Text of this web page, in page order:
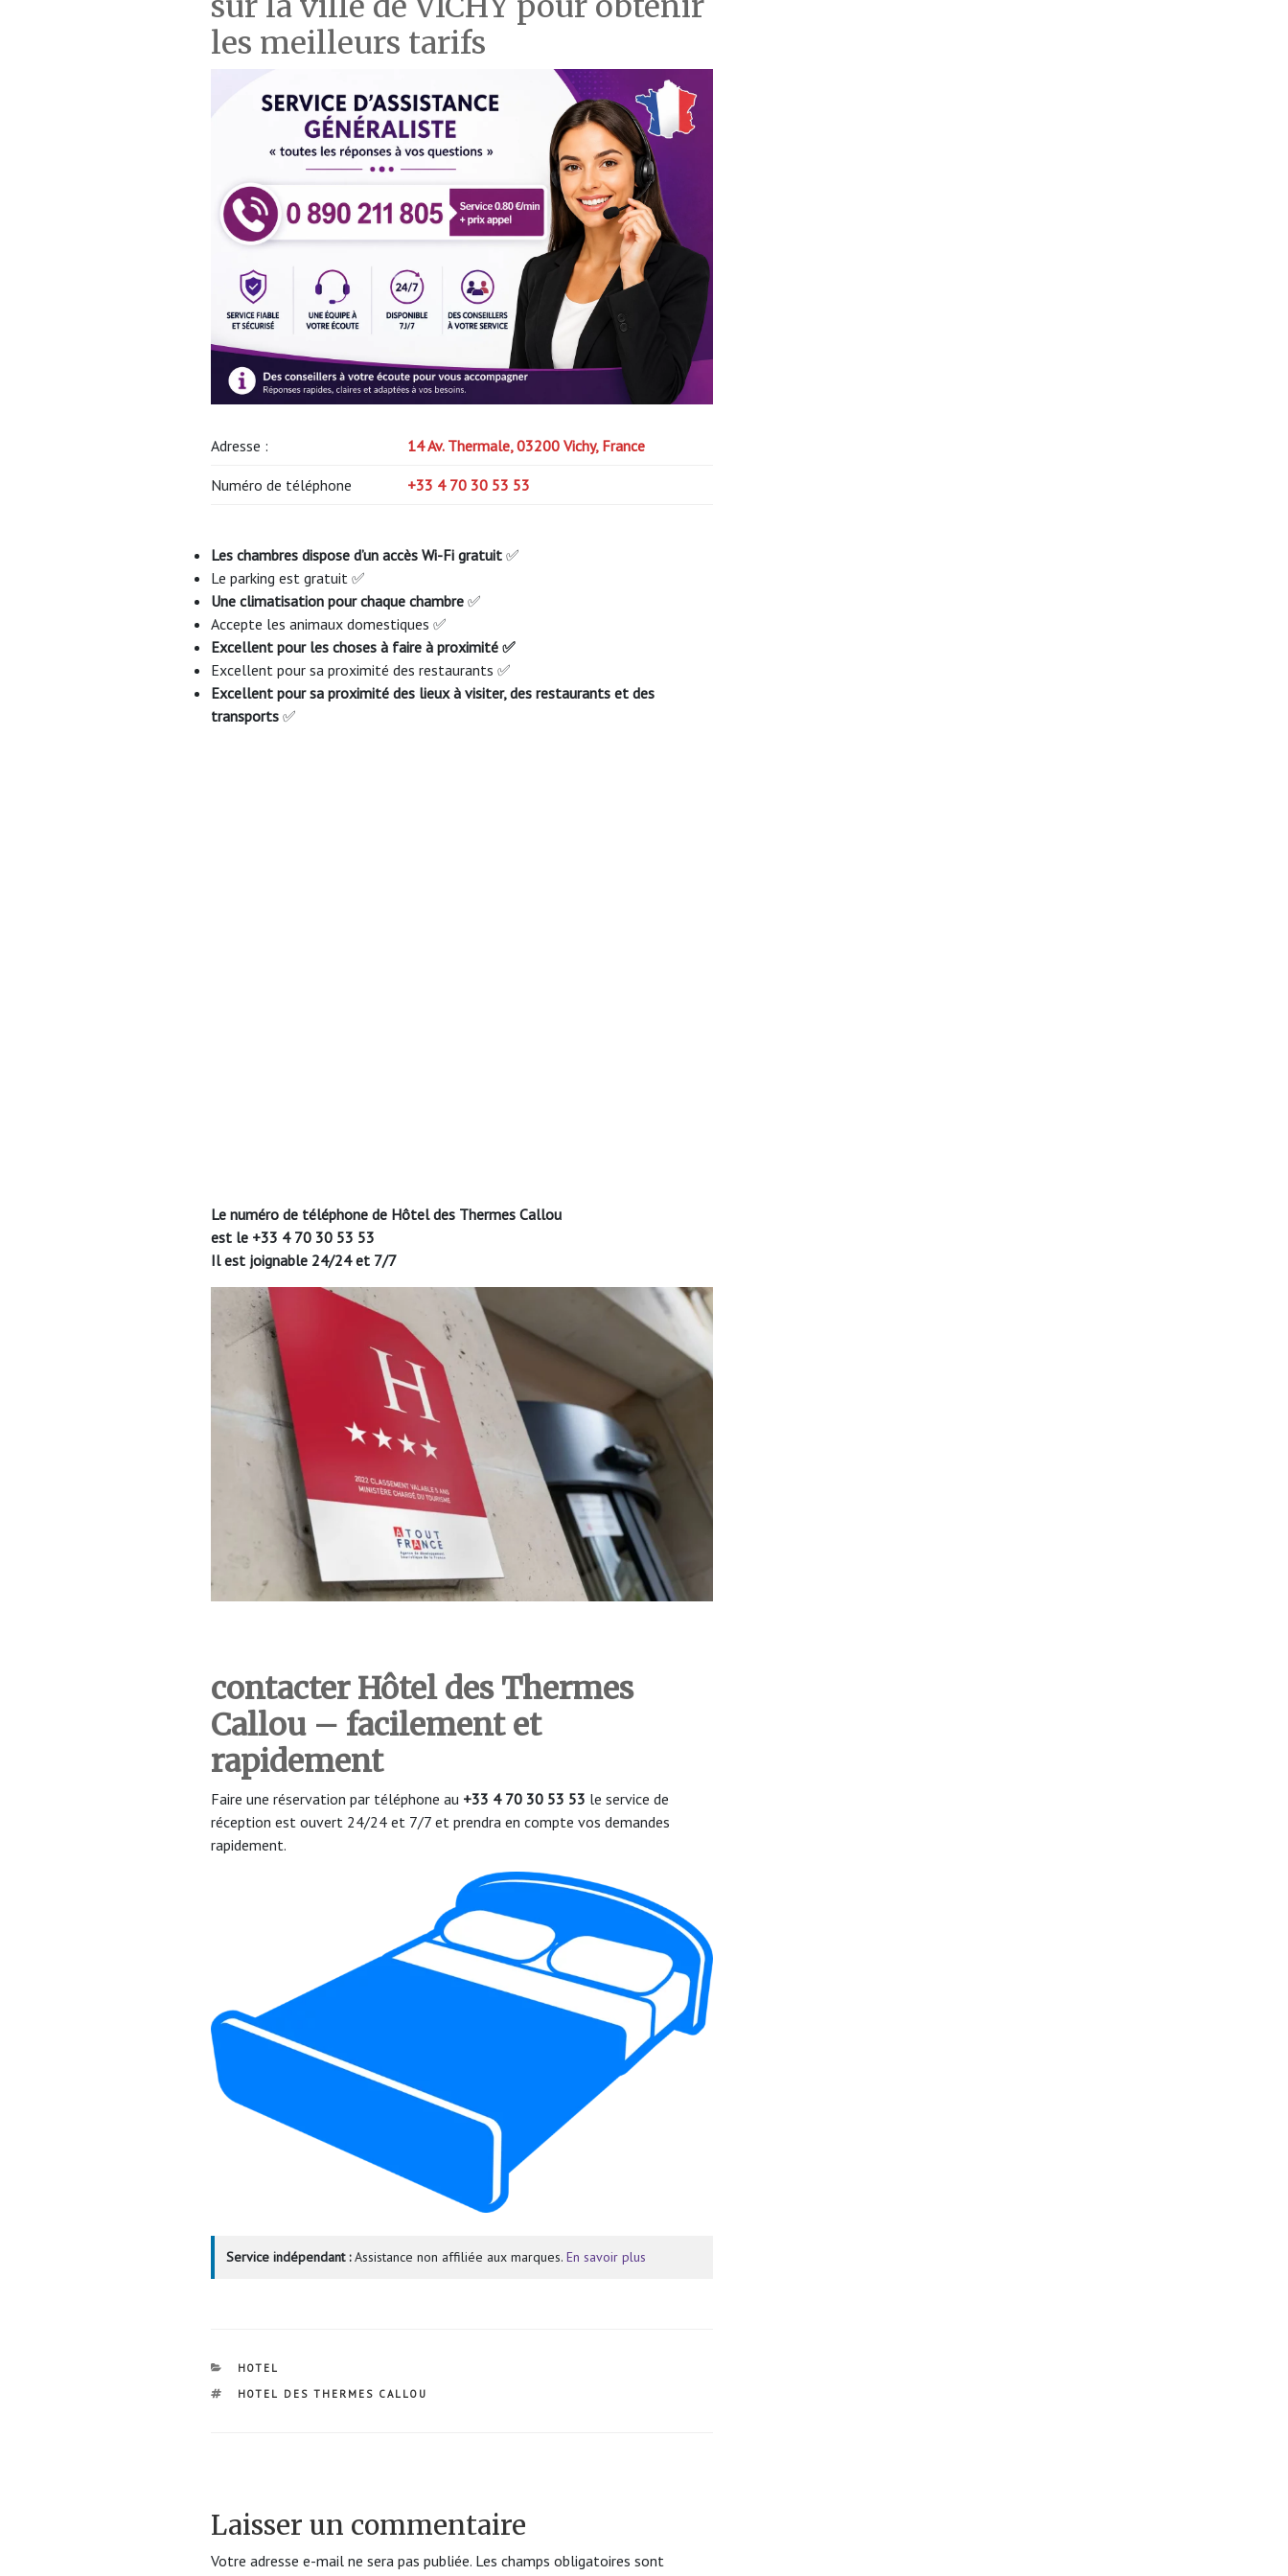
les meilleurs tarifs
Adresse : 14 Av. Thermale, 03200 Vichy, France
Numéro de téléphone +33 4 70 30 53 53
Les chambres dispose d’un accès Wi-Fi gratuit ✅
Le parking est gratuit ✅
Une climatisation pour chaque chambre ✅
Accepte les animaux domestiques ✅
Excellent pour les choses à faire à proximité ✅
Excellent pour sa proximité des restaurants ✅
Excellent pour sa proximité des lieux à visiter, des restaurants et des
transports ✅
Le numéro de téléphone de Hôtel des Thermes Callou
est le +33 4 70 30 53 53
Il est joignable 24/24 et 7/7
contacter Hôtel des Thermes
Callou – facilement et
rapidement
Faire une réservation par téléphone au +33 4 70 30 53 53 le service de
réception est ouvert 24/24 et 7/7 et prendra en compte vos demandes
rapidement.
Service indépendant :Assistance non affiliée aux marques. En savoir plus
CATÉGORIES
HOTEL
ÉTIQUETTES
HOTEL DES THERMES CALLOU
Laisser un commentaire
Votre adresse e-mail ne sera pas publiée. Les champs obligatoires sont